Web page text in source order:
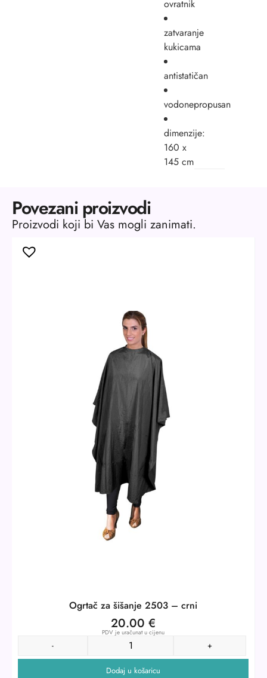
ovratnik
zatvaranje
kukicama
antistatičan
vodonepropusan
dimenzije:
160 x
145 cm
Povezani proizvodi
Proizvodi koji bi Vas mogli zanimati.
Ogrtač za šišanje 2503 – crni
20.00 €
PDV je uračunat u cijenu
- +
Dodaj u košaricu